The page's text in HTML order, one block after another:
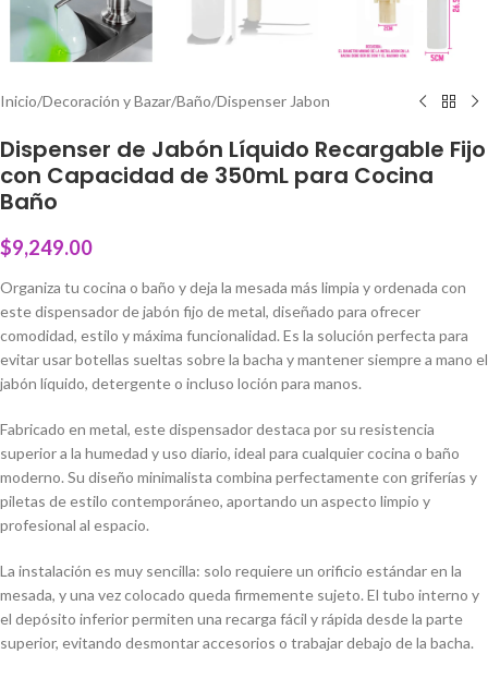
Inicio/Decoración y Bazar/Baño/Dispenser Jabon
Dispenser de Jabón Líquido Recargable Fijo
con Capacidad de 350mL para Cocina
Baño
$9,249.00
Organiza tu cocina o baño y deja la mesada más limpia y ordenada con
este dispensador de jabón fijo de metal, diseñado para ofrecer
comodidad, estilo y máxima funcionalidad. Es la solución perfecta para
evitar usar botellas sueltas sobre la bacha y mantener siempre a mano el
jabón líquido, detergente o incluso loción para manos.
Fabricado en metal, este dispensador destaca por su resistencia
superior a la humedad y uso diario, ideal para cualquier cocina o baño
moderno. Su diseño minimalista combina perfectamente con griferías y
piletas de estilo contemporáneo, aportando un aspecto limpio y
profesional al espacio.
La instalación es muy sencilla: solo requiere un orificio estándar en la
mesada, y una vez colocado queda firmemente sujeto. El tubo interno y
el depósito inferior permiten una recarga fácil y rápida desde la parte
superior, evitando desmontar accesorios o trabajar debajo de la bacha.